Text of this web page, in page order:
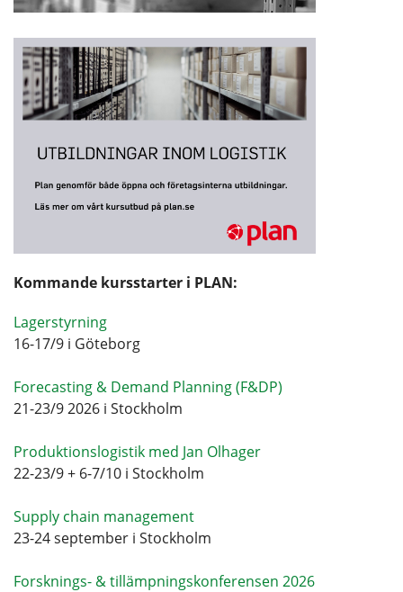
Kommande kursstarter i PLAN:
Lagerstyrning
16-17/9 i Göteborg
Forecasting & Demand Planning (F&DP)
21-23/9 2026 i Stockholm
Produktionslogistik med Jan Olhager
22-23/9 + 6-7/10 i Stockholm
Supply chain management
23-24 september i Stockholm
Forsknings- & tillämpningskonferensen 2026